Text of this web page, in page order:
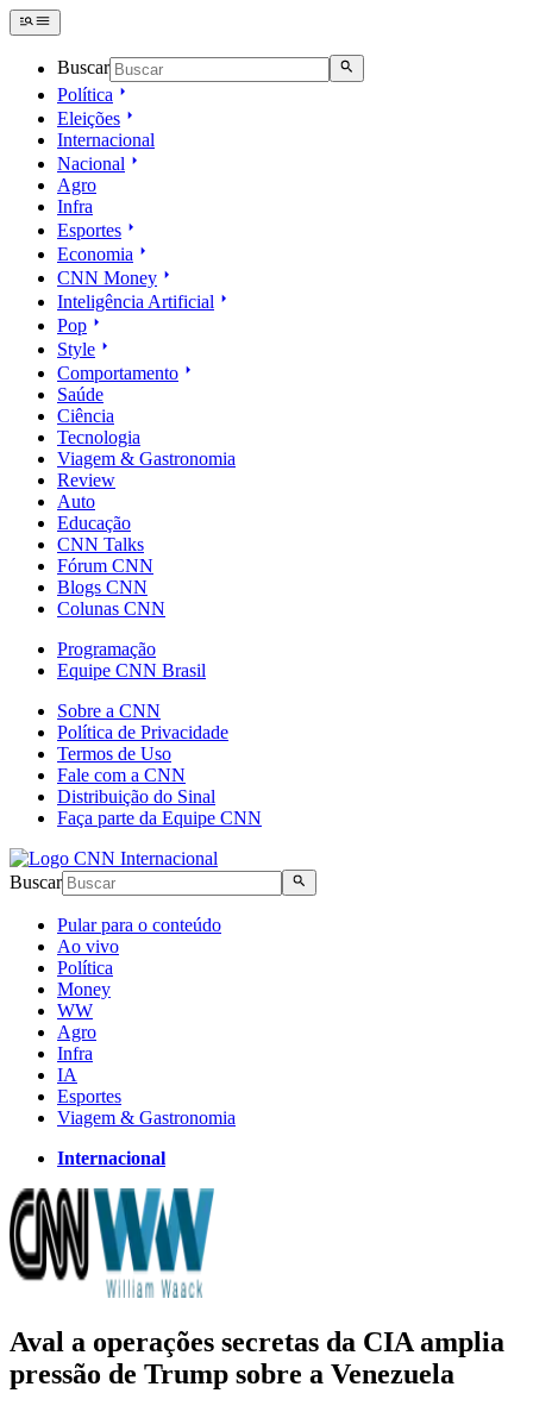
Buscar
Política
Eleições
Internacional
Nacional
Agro
Infra
Esportes
Economia
CNN Money
Inteligência Artificial
Pop
Style
Comportamento
Saúde
Ciência
Tecnologia
Viagem & Gastronomia
Review
Auto
Educação
CNN Talks
Fórum CNN
Blogs CNN
Colunas CNN
Programação
Equipe CNN Brasil
Sobre a CNN
Política de Privacidade
Termos de Uso
Fale com a CNN
Distribuição do Sinal
Faça parte da Equipe CNN
Buscar
Pular para o conteúdo
Ao vivo
Política
Money
WW
Agro
Infra
IA
Esportes
Viagem & Gastronomia
Internacional
Aval a operações secretas da CIA amplia
pressão de Trump sobre a Venezuela